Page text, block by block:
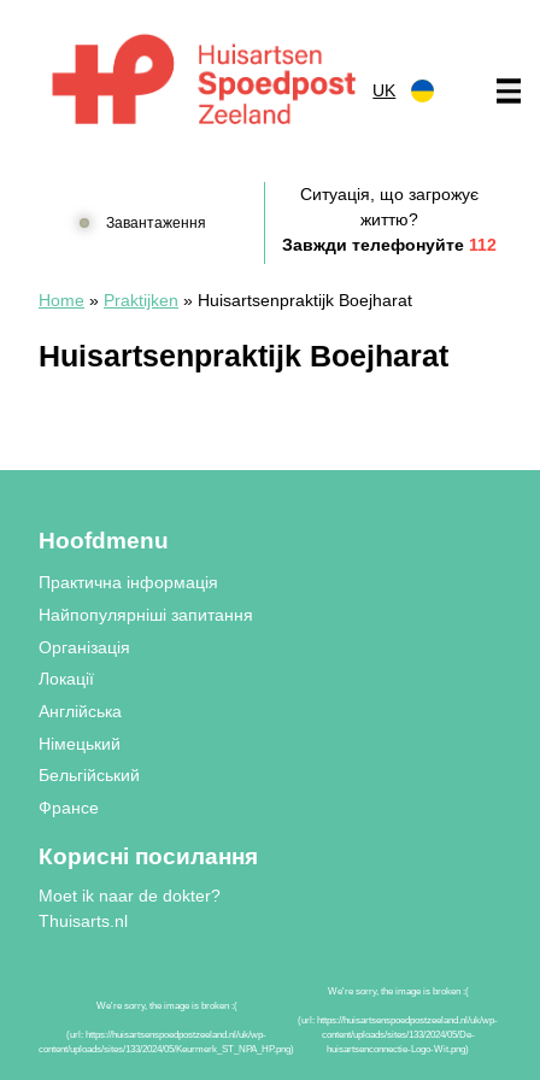
UK
Завантаження
Ситуація, що загрожує
життю?
Завжди телефонуйте 112
Home » Praktijken » Huisartsenpraktijk Boejharat
Huisartsenpraktijk Boejharat
Hoofdmenu
Практична інформація
Найпопулярніші запитання
Організація
Локації
Англійська
Німецький
Бельгійський
Франсе
Корисні посилання
Moet ik naar de dokter?
Thuisarts.nl